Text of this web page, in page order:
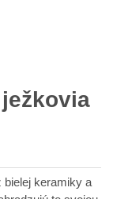
bielej keramiky a